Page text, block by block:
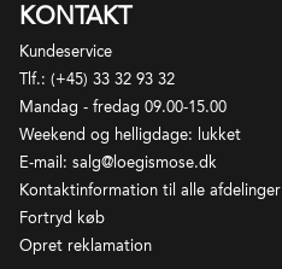
KONTAKT
Kundeservice
Tlf.: (+45) 33 32 93 32
Mandag - fredag 09.00-15.00
Weekend og helligdage: lukket
E-mail: salg@loegismose.dk
Kontaktinformation til alle afdelinger
Fortryd køb
Opret reklamation